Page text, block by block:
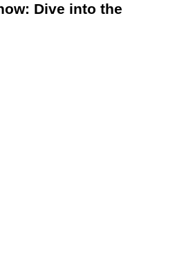
Dive into the